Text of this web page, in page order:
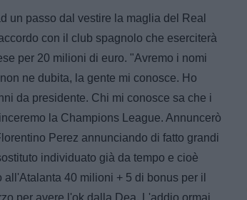
un passo dal vestire la maglia del Real
con il club spagnolo che eserciterà
per 20 milioni di euro. "Avremo i nomi
ne dubita, la gente mi conosce. Ho
da presidente. Chi mi conosce sa che i
la Champions League. Annuncerò
Perez annunciando di fatto grandi
individuato già da tempo e cioè
40 milioni + 5 di bonus per il
per avere l'ok dalla Dea. L'addio ormai